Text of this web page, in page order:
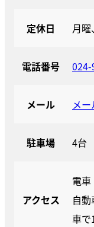
定休日 月曜
電話番号
メール メ
駐車場 4台
アクセス
電
自
車で